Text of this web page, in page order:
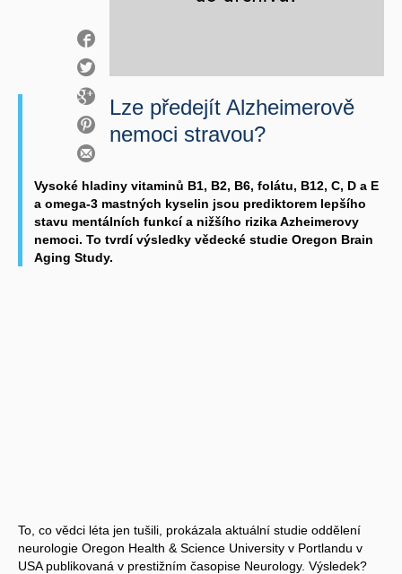
Lze předejít Alzheimerově
nemoci stravou?
Vysoké hladiny vitaminů B1, B2, B6, folátu, B12, C, D a E
a omega-3 mastných kyselin jsou prediktorem lepšího
stavu mentálních funkcí a nižšího rizika Azheimerovy
nemoci. To tvrdí výsledky vědecké studie Oregon Brain
Aging Study.
To, co vědci léta jen tušili, prokázala aktuální studie oddělení
neurologie Oregon Health & Science University v Portlandu v
USA publikovaná v prestižním časopise Neurology. Výsledek?